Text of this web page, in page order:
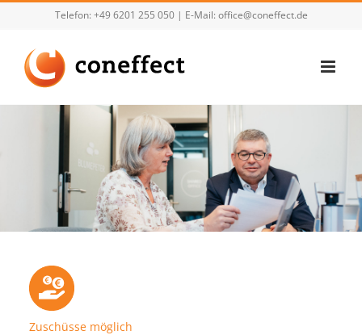
springen
Telefon: +49 6201 255 050| E-Mail: office@coneffect.de
Zuschüsse möglich